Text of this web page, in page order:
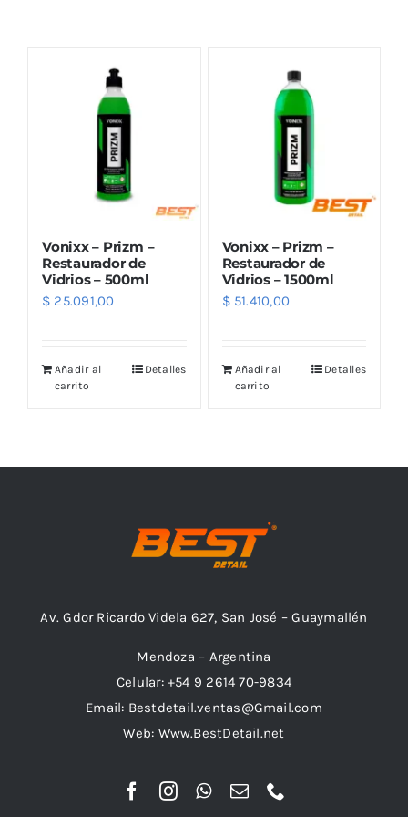
Combos
Mayorista
Marcas
Vonixx – Prizm –
Restaurador de
Vidrios – 500ml
$ 25.091,00
Añadir al
carrito
Detalles
Vonixx – Prizm –
Restaurador de
Vidrios – 1500ml
$51.410,00
Añadir al
carrito
Detalles
Av. Gdor Ricardo Videla 627, San José – Guaymallén
Mendoza – Argentina
Celular: +54 9 2614 70-9834
Email: Bestdetail.ventas@Gmail.com
Web: Www.BestDetail.net